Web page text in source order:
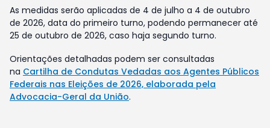
As medidas serão aplicadas de 4 de julho a 4 de outubro
de 2026, data do primeiro turno, podendo permanecer até
25 de outubro de 2026, caso haja segundo turno.
Orientações detalhadas podem ser consultadas
na Cartilha de Condutas Vedadas aos Agentes Públicos
Federais nas Eleições de 2026, elaborada pela
Advocacia-Geral da União.